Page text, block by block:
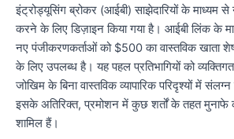
इंट्रोड्यूसिंग ब्रोकर (आईबी) साझेदारियों के माध्यम से
करने के लिए डिज़ाइन किया गया है। आईबी लिंक के
नए पंजीकरणकर्ताओं को $500 का वास्तविक खाता शेष
के लिए उपलब्ध है। यह पहल प्रतिभागियों को
जोखिम के बिना वास्तविक व्यापारिक परिदृश्यों में
इसके अतिरिक्त, प्रमोशन में कुछ शर्तों के तहत मुनाफे
शामिल हैं।